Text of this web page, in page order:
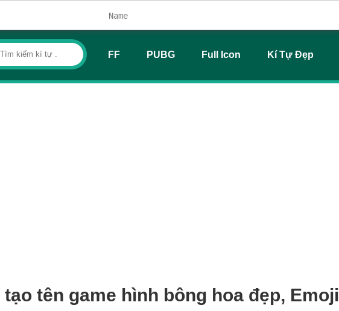
FF PUBG Full Icon Kí Tự Đẹp
tên game hình bông hoa đẹp, Emoji